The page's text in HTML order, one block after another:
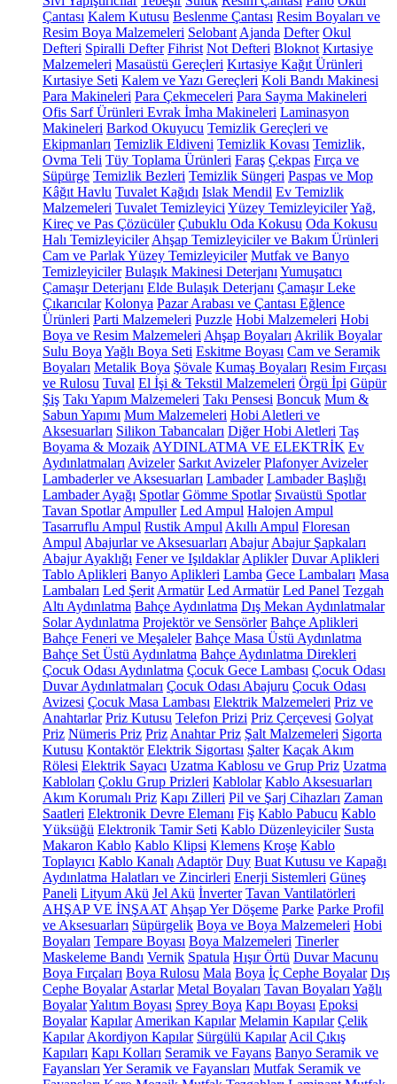
Çantası Kalem Kutusu Beslenme Çantası Resim Boyaları ve
Resim Boya Malzemeleri Selobant Ajanda Defter Okul
Defteri Spiralli Defter Fihrist Not Defteri Bloknot Kırtasiye
Malzemeleri Masaüstü Gereçleri Kırtasiye Kağıt Ürünleri
Kırtasiye Seti Kalem ve Yazı Gereçleri Koli Bandı Makinesi
Para Makineleri Para Çekmeceleri Para Sayma Makineleri
Ofis Sarf Ürünleri Evrak İmha Makineleri Laminasyon
Makineleri Barkod Okuyucu Temizlik Gereçleri ve
Ekipmanları Temizlik Eldiveni Temizlik Kovası Temizlik,
Ovma Teli Tüy Toplama Ürünleri Faraş Çekpas Fırça ve
Süpürge Temizlik Bezleri Temizlik Süngeri Paspas ve Mop
Kâğıt Havlu Tuvalet Kağıdı Islak Mendil Ev Temizlik
Malzemeleri Tuvalet Temizleyici Yüzey TemizleyicilerYağ,
Kireç ve Pas Çözücüler Çubuklu Oda Kokusu Oda Kokusu
Halı Temizleyiciler Ahşap Temizleyiciler ve Bakım Ürünleri
Cam ve Parlak Yüzey Temizleyiciler Mutfak ve Banyo
Temizleyiciler Bulaşık Makinesi Deterjanı Yumuşatıcı
Çamaşır Deterjanı Elde Bulaşık Deterjanı Çamaşır Leke
Çıkarıcılar Kolonya Pazar Arabası ve Çantası Eğlence
Ürünleri Parti Malzemeleri Puzzle Hobi Malzemeleri Hobi
Boya ve Resim Malzemeleri Ahşap Boyaları Akrilik Boyalar
Sulu Boya Yağlı Boya Seti Eskitme Boyası Cam ve Seramik
Boyaları Metalik Boya Şövale Kumaş Boyaları Resim Fırçası
ve Rulosu Tuval El İşi & Tekstil Malzemeleri Örgü İpi Güpür
Şiş Takı Yapım Malzemeleri Takı Pensesi Boncuk Mum &
Sabun Yapımı Mum Malzemeleri Hobi Aletleri ve
Aksesuarları Silikon Tabancaları Diğer Hobi Aletleri Taş
Boyama & Mozaik AYDINLATMA VE ELEKTRİK Ev
Aydınlatmaları Avizeler Sarkıt Avizeler Plafonyer Avizeler
Lambaderler ve Aksesuarları Lambader Lambader Başlığı
Lambader Ayağı Spotlar Gömme Spotlar Sıvaüstü Spotlar
Tavan Spotlar Ampuller Led Ampul Halojen Ampul
Tasarruflu Ampul Rustik Ampul Akıllı Ampul Floresan
Ampul Abajurlar ve Aksesuarları Abajur Abajur Şapkaları
Abajur Ayaklığı Fener ve Işıldaklar Aplikler Duvar Aplikleri
Tablo Aplikleri Banyo Aplikleri Lamba Gece Lambaları Masa
Lambaları Led Şerit Armatür Led Armatür Led Panel Tezgah
Altı Aydınlatma Bahçe Aydınlatma Dış Mekan Aydınlatmalar
Solar Aydınlatma Projektör ve Sensörler Bahçe Aplikleri
Bahçe Feneri ve Meşaleler Bahçe Masa Üstü Aydınlatma
Bahçe Set Üstü Aydınlatma Bahçe Aydınlatma Direkleri
Çocuk Odası Aydınlatma Çocuk Gece Lambası Çocuk Odası
Duvar Aydınlatmaları Çocuk Odası Abajuru Çocuk Odası
Avizesi Çocuk Masa Lambası Elektrik Malzemeleri Priz ve
Anahtarlar Priz Kutusu Telefon Prizi Priz Çerçevesi Golyat
Priz Nümeris Priz Priz Anahtar Priz Şalt Malzemeleri Sigorta
Kutusu Kontaktör Elektrik Sigortası Şalter Kaçak Akım
Rölesi Elektrik Sayacı Uzatma Kablosu ve Grup Priz Uzatma
Kabloları Çoklu Grup Prizleri Kablolar Kablo Aksesuarları
Akım Korumalı Priz Kapı Zilleri Pil ve Şarj Cihazları Zaman
Saatleri Elektronik Devre Elemanı Fiş Kablo Pabucu Kablo
Yüksüğü Elektronik Tamir Seti Kablo Düzenleyiciler Susta
Makaron Kablo Kablo Klipsi Klemens Kroşe Kablo
Toplayıcı Kablo Kanalı Adaptör Duy Buat Kutusu ve Kapağı
Aydınlatma Halatları ve Zincirleri Enerji Sistemleri Güneş
Paneli Lityum Akü Jel Akü İnverter Tavan Vantilatörleri
AHŞAP VE İNŞAAT Ahşap Yer Döşeme Parke Parke Profil
ve Aksesuarları Süpürgelik Boya ve Boya Malzemeleri Hobi
Boyaları Tempare Boyası Boya Malzemeleri Tinerler
Maskeleme Bandı Vernik Spatula Hışır Örtü Duvar Macunu
Boya Fırçaları Boya Rulosu Mala Boya İç Cephe Boyalar Dış
Cephe Boyalar Astarlar Metal Boyaları Tavan Boyaları Yağlı
BoyalarYalıtım Boyası Sprey Boya Kapı Boyası Epoksi
Boyalar Kapılar Amerikan Kapılar Melamin Kapılar Çelik
Kapılar Akordiyon Kapılar Sürgülü Kapılar Acil Çıkış
Kapıları Kapı Kolları Seramik ve Fayans Banyo Seramik ve
Fayansları Yer Seramik ve Fayansları Mutfak Seramik ve